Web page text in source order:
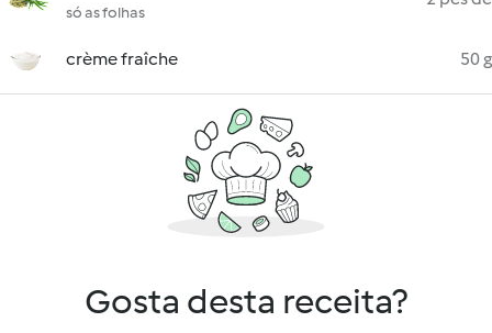
só as folhas
crème fraîche 50 g
Gosta desta receita?